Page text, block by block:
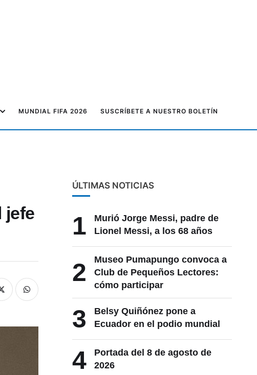
MUNDIAL FIFA 2026 SUSCRÍBETE A NUESTRO BOLETÍN
jefe
ÚLTIMAS NOTICIAS
1
Murió Jorge Messi, padre de
Lionel Messi, a los 68 años
2
Museo Pumapungo convoca a
Club de Pequeños Lectores:
cómo participar
3
Belsy Quiñónez pone a
Ecuador en el podio mundial
4
Portada del 8 de agosto de
2026